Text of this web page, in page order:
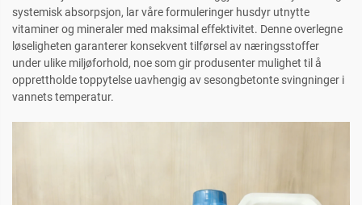
systemisk absorpsjon, lar våre formuleringer husdyr utnytte
vitaminer og mineraler med maksimal effektivitet. Denne overlegne
løseligheten garanterer konsekvent tilførsel av næringsstoffer
under ulike miljøforhold, noe som gir produsenter mulighet til å
opprettholde toppytelse uavhengig av sesongbetonte svingninger i
vannets temperatur.